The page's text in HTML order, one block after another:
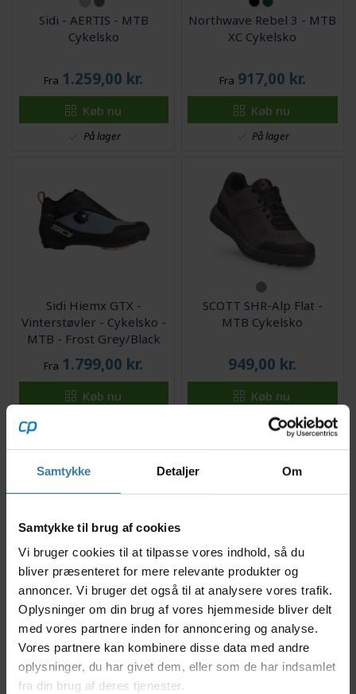
Samtykke Detaljer Om
Samtykke til brug af cookies
Vi bruger cookies til at tilpasse vores indhold, så du
bliver præsenteret for mere relevante produkter og
annoncer. Vi bruger det også til at analysere vores trafik.
Oplysninger om din brug af vores hjemmeside bliver delt
med vores partnere inden for annoncering og analyse.
Vores partnere kan kombinere disse data med andre
oplysninger, du har givet dem, eller som de har indsamlet
fra din brug af deres tjenester.
Sidi - AERTIS - MTB
Cykelsko
Fra 1.259,00 kr.
Køb nu
På lager
Northwave Rebel 3 - MTB
XC Cykelsko
Fra 917,00 kr.
Køb nu
På lager
Sidi Hiemx GTX -
Vinterstøvler - Cykelsko -
MTB - Frost Grey/Black
Fra 1.799,00 kr.
Køb nu
SCOTT SHR-Alp Flat -
MTB Cykelsko
949,00 kr.
Køb nu
På lager
FOX Union BOA - Cykelsko
- MTB
Fra 1.899,00 kr.
Køb nu
AGU M410 - MTB - Velcro
- Sort
385,00kr.